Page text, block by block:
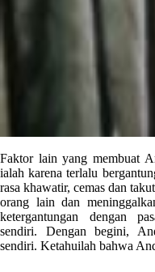
Faktor lain yang membuat
ialah karena terlalu
rasa khawatir, cemas dan
orang lain dan
ketergantungan dengan
sendiri. Dengan begini,
sendiri. Ketahuilah bahwa